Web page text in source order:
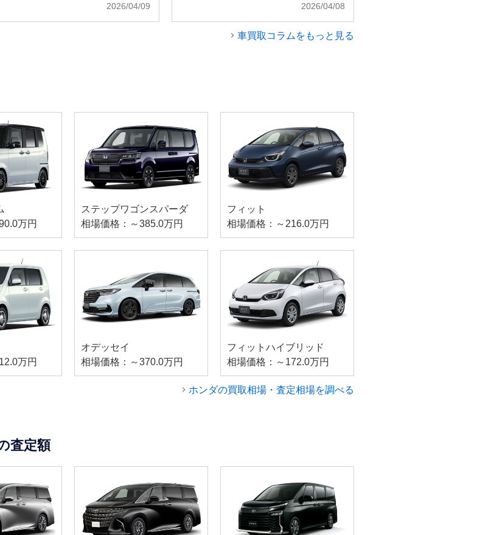
2026/04/09
2026/04/08
車買取コラムをもっと見る
万円
ステップワゴンスパーダ
相場価格：～385.0万円
フィット
相場価格：～216.0万円
万円
オデッセイ
相場価格：～370.0万円
フィットハイブリッド
相場価格：～172.0万円
ホンダの買取相場・査定相場を調べる
査定額